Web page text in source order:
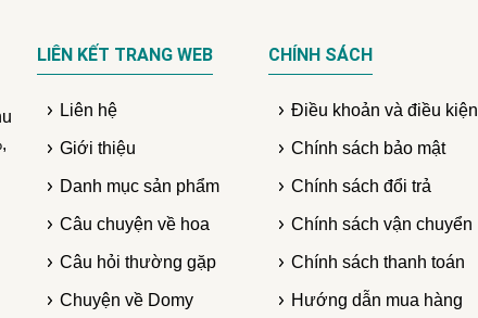
LIÊN KẾT TRANG WEB
Liên hệ
Giới thiệu
Danh mục sản phẩm
Câu chuyện về hoa
Câu hỏi thường gặp
Chuyện về Domy
CHÍNH SÁCH
Điều khoản và điều kiện
Chính sách bảo mật
Chính sách đổi trả
Chính sách vận chuyển
Chính sách thanh toán
Hướng dẫn mua hàng